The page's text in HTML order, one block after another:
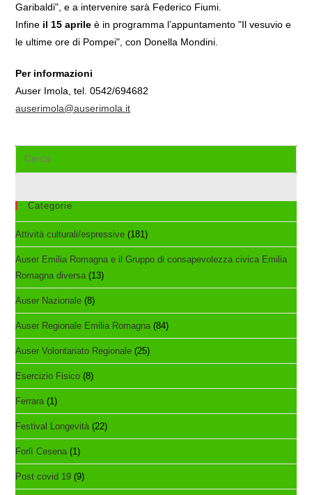
Garibaldi", e a intervenire sarà Federico Fiumi.
Infine il 15 aprile è in programma l’appuntamento "Il vesuvio e
le ultime ore di Pompei", con Donella Mondini.
Per informazioni
Auser Imola, tel. 0542/694682
auserimola@auserimola.it
Cerca
nel
webCategorie
Attività culturali/espressive (181)
Auser Emilia Romagna e il Gruppo di consapevolezza civica Emilia
Romagna diversa (13)
Auser Nazionale (8)
Auser Regionale Emilia Romagna (84)
Auser Volontariato Regionale (25)
Esercizio Fisico (8)
Ferrara (1)
Festival Longevità (22)
Forlì Cesena (1)
Post covid 19 (9)